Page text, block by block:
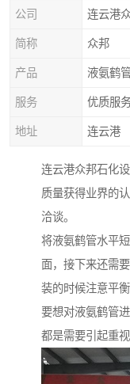
公司 连云港
简称 众邦
产品 液氨鹤
服务 优质服
地址 连云港
连云港众邦石化
质量获得业界的
洽谈。
将液氨鹤管水平
面，接下来还需
装的时候注意平
要想对液氨鹤管
都是需要引起重